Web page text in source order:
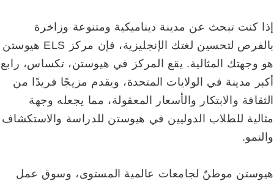
إذا كنت تبحث عن مدينة ديناميكية ومتنوعة وزاخرة
بالفرص لتحسين لغتك الإنجليزية، فإن مركز ELS هيوستن
هو وجهتك المثالية. يقع المركز في هيوستن، تكساس، رابع
أكبر مدينة في الولايات المتحدة، ويقدم مزيجًا فريدًا من
الثقافة والابتكار والأسعار المعقولة، مما يجعله وجهة
مثالية للطلاب الدوليين في هيوستن للدراسة والاستكشاف
والنمو.
هيوستن موطنٌ لجامعات عالمية المستوى، وسوق عمل